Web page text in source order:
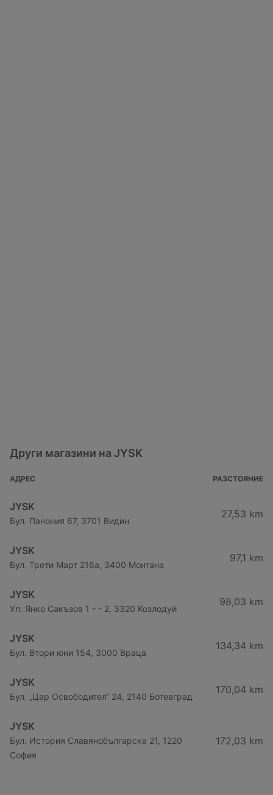
Други магазини на JYSK
АДРЕС РАЗСТОЯНИЕ
JYSK
Бул. Панония 67, 3701 Видин
27,53 km
JYSK
Бул. Трети Март 216a, 3400 Монтана
97,1 km
JYSK
Ул. Янко Сакъзов 1 - - 2, 3320 Козлодуй
98,03 km
JYSK
Бул. Втори юни 154, 3000 Враца
134,34 km
JYSK
Бул. „Цар Освободител“ 24, 2140 Ботевград
170,04 km
JYSK
Бул. История Славянобългарска 21, 1220
София
172,03 km